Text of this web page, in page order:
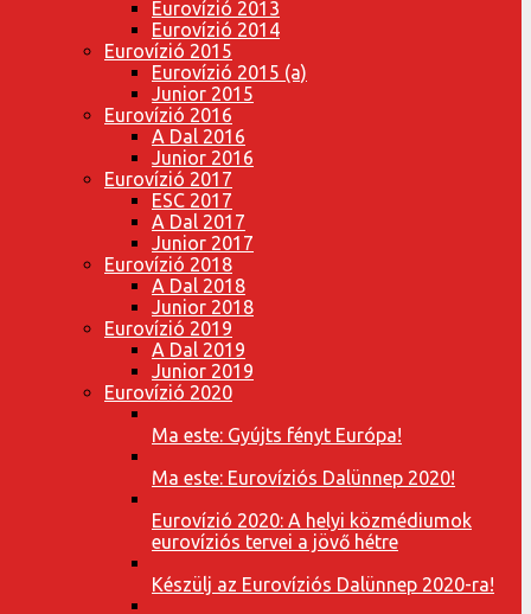
Eurovízió 2013
Eurovízió 2014
Eurovízió 2015
Eurovízió 2015 (a)
Junior 2015
Eurovízió 2016
A Dal 2016
Junior 2016
Eurovízió 2017
ESC 2017
A Dal 2017
Junior 2017
Eurovízió 2018
A Dal 2018
Junior 2018
Eurovízió 2019
A Dal 2019
Junior 2019
Eurovízió 2020
Ma este: Gyújts fényt Európa!
Ma este: Eurovíziós Dalünnep 2020!
Eurovízió 2020: A helyi közmédiumok
eurovíziós tervei a jövő hétre
Készülj az Eurovíziós Dalünnep 2020-ra!